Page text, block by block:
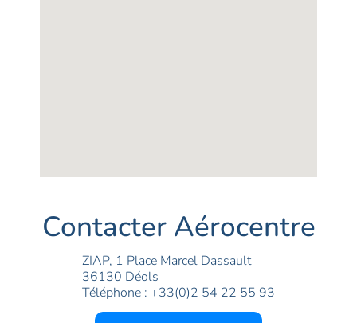
Contacter Aérocentre
ZIAP, 1 Place Marcel Dassault
36130 Déols
Téléphone : +33(0)2 54 22 55 93